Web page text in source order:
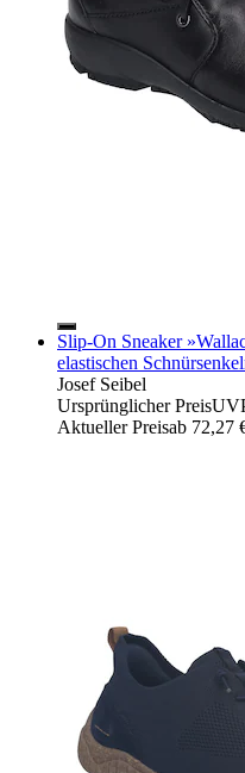
Slip-On Sneaker
elastischen
Josef Seibel
Ursprünglicher Preis
Aktueller Preisab 72,27